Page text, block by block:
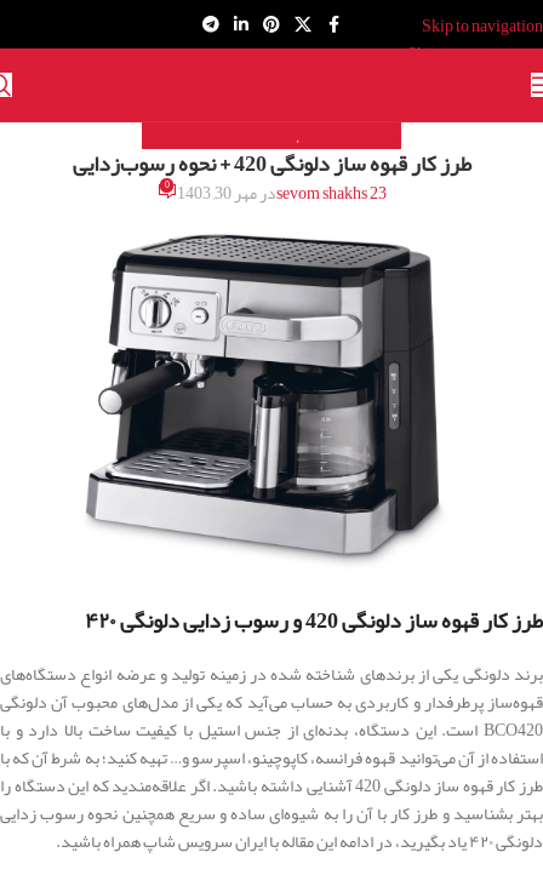
Skip to navigation
Skip to main content
مقالات قهوه ساز,
طرز کار قهوه ساز دلونگی 420 + نحوه رسوب‌زدایی
sevom shakhs 23در مهر 30, 1403 0
طرز کار قهوه ساز دلونگی 420 و رسوب زدایی دلونگی ۴۲۰
برند دلونگی یکی از برندهای شناخته شده در زمینه تولید و عرضه انواع دستگاه‌های
قهوه‌ساز پرطرفدار و کاربردی به حساب می‌آید که یکی از مدل‌های محبوب آن دلونگی
BCO420 است. این دستگاه، بدنه‌ای از جنس استیل با کیفیت ساخت بالا دارد و با
استفاده از آن می‌توانید قهوه فرانسه، کاپوچینو، اسپرسو و… تهیه کنید؛ به شرط آن که با
طرز کار قهوه ساز دلونگی 420 آشنایی داشته باشید. اگر علاقه‌مندید که این دستگاه را
بهتر بشناسید و طرز کار با آن را به شیوه‌ای ساده و سریع همچنین نحوه رسوب زدایی
دلونگی ۴۲۰ یاد بگیرید، در ادامه این مقاله با ایران سرویس شاپ همراه باشید.